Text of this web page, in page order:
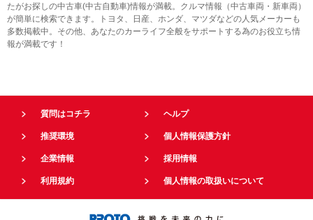
たがお探しの中古車(中古自動車)情報が満載。クルマ情報（中古車両・新車両）
が簡単に検索できます。トヨタ、日産、ホンダ、マツダなどの人気メーカーも
多数掲載中。その他、あなたのカーライフ全般をサポートする為のお役立ち情
報が満載です！
質問はコチラ ヘルプ
推奨環境 個人情報保護方針
企業情報 採用情報
利用規約 個人情報の取扱いについて